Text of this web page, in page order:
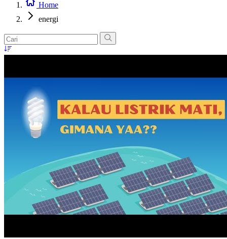
Home
energi